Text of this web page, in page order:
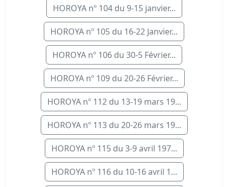
HOROYA nº 104 du 9-15 janvier...
HOROYA nº 105 du 16-22 Janvier...
HOROYA nº 106 du 30-5 Février...
HOROYA nº 109 du 20-26 Février...
HOROYA nº 112 du 13-19 mars 19...
HOROYA nº 113 du 20-26 mars 19...
HOROYA nº 115 du 3-9 avril 197...
HOROYA nº 116 du 10-16 avril 1...